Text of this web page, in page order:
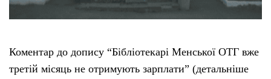
Коментар до допису “Бібліотекарі Менської ОТГ вже
третій місяць не отримують зарплати” (детальніше